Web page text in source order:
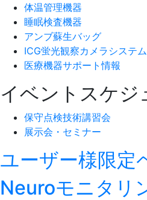
体温管理機器
睡眠検査機器
アンブ蘇生バッグ
ICG蛍光観察カメラシステム
医療機器サポート情報
イベントスケジ
保守点検技術講習会
展示会・セミナー
ユーザー様限定
Neuroモニタリ